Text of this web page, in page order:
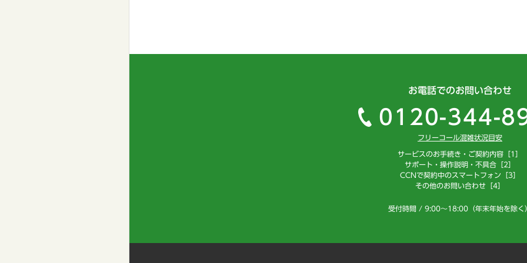
お電話でのお問い合わせ
0120-344-
フリーコール混雑状況目安
サービスのお手続き・ご契約内容［1］
サポート・操作説明・不具合［2］
CCNで契約中のスマートフォン［3］
その他のお問い合わせ［4］
受付時間 / 9:00～18:00（年末年始を除く